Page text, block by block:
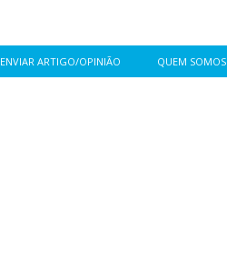
ENVIAR ARTIGO/OPINIÃO QUEM SOMOS